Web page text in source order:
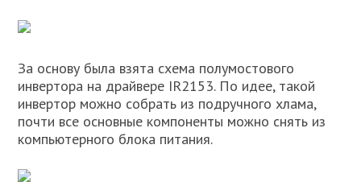
За основу была взята схема полумостового
инвертора на драйвере IR2153. По идее, такой
инвертор можно собрать из подручного хлама,
почти все основные компоненты можно снять из
компьютерного блока питания.